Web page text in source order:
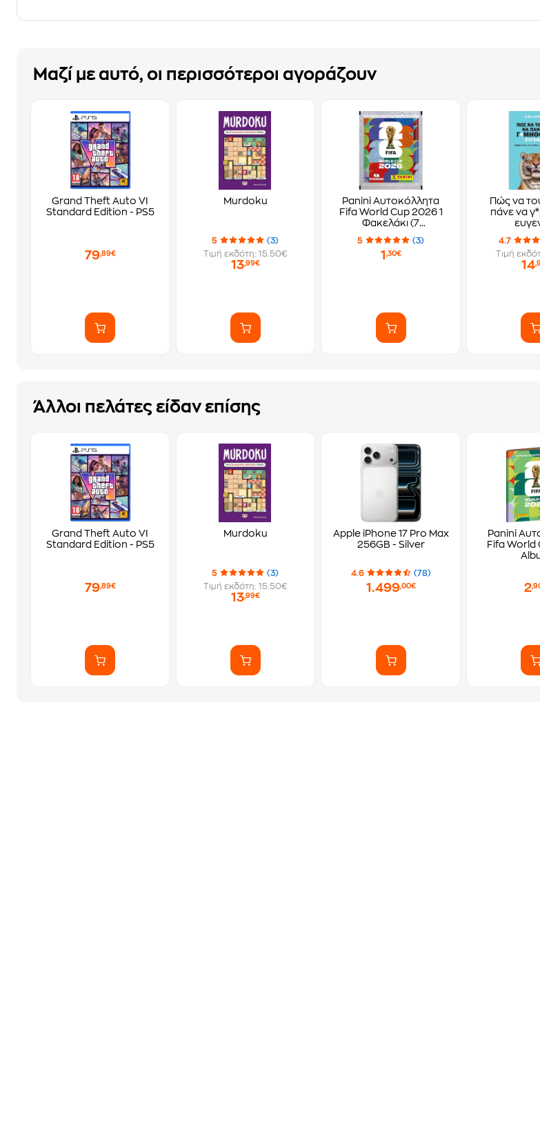
Μαζί με αυτό, οι περισσότεροι αγοράζουν
Grand Theft Auto VI
Standard Edition - PS5
79,89€
Murdoku
5
(3)
Τιμή εκδότη: 15.50€
13,99€
Panini Αυτοκόλλητα
Fifa World Cup 2026 1
Φακελάκι (7
Αυτοκόλλητα)
5 (3)
1 ,30€
Πώς να
πάνε να
4.7
Τιμή
14
Άλλοι πελάτες είδαν επίσης
Grand Theft Auto VI
Standard Edition - PS5
79,89€
Murdoku
5
(3)
Τιμή εκδότη: 15.50€
13,99€
Apple iPhone 17 Pro Max
256GB - Silver
4.6 (78)
1.499,00€
Panini
Fifa World
2